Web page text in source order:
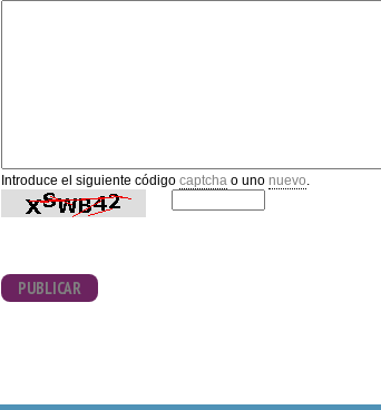
Introduce el siguiente código captchao uno nuevo.
PUBLICAR